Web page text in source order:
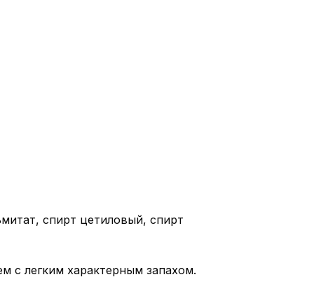
спирт цетиловый, спирт
с легким характерным запахом.